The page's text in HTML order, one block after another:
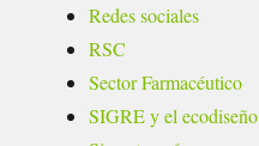
Redes sociales
RSC
Sector Farmacéutico
SIGRE y el ecodiseño